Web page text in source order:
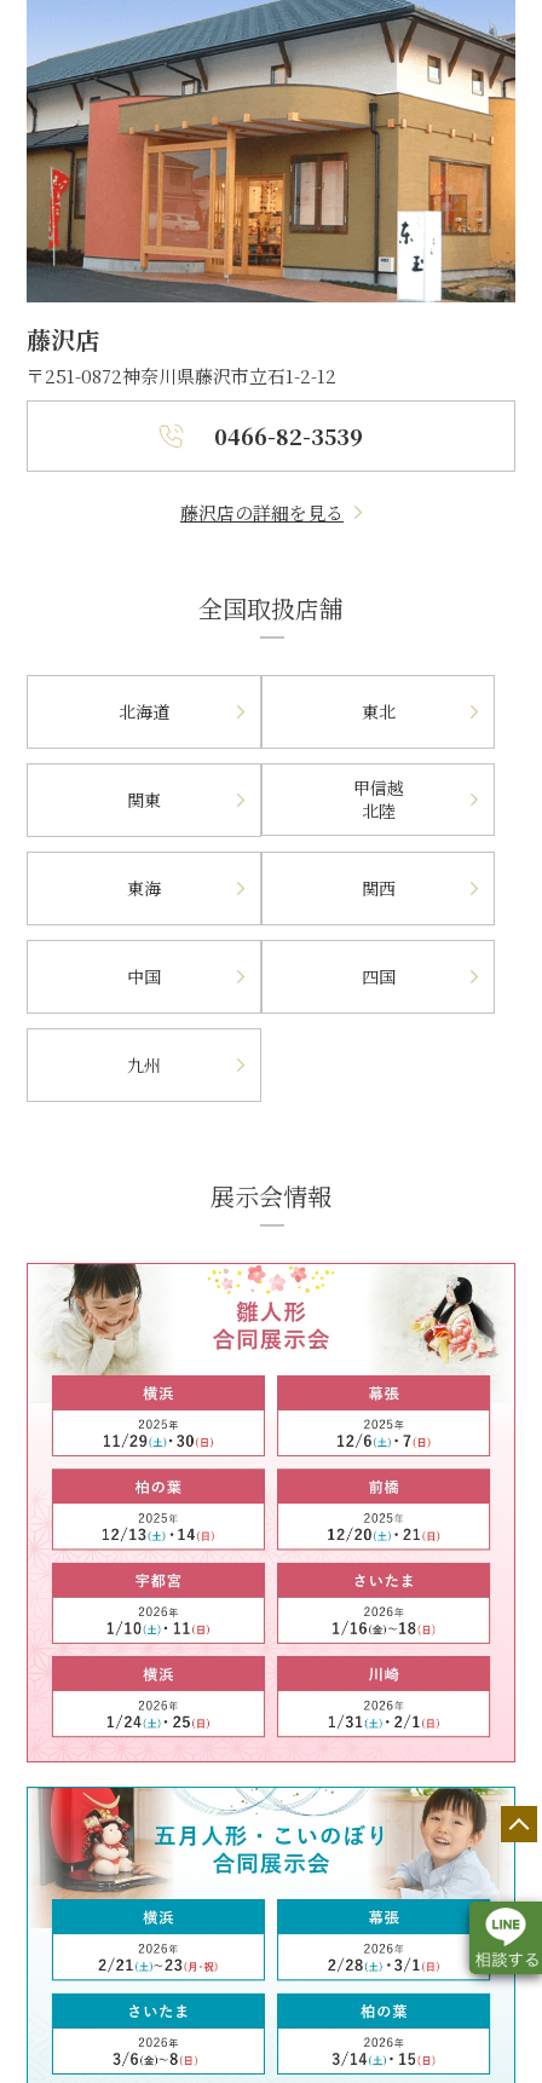
藤沢店
〒251-0872神奈川県藤沢市立石1-2-12
0466-82-3539
藤沢店の詳細を見る
全国取扱店舗
北海道 東北
関東
甲信越
北陸
東海 関西
中国 四国
九州
展示会情報
カタログ請求